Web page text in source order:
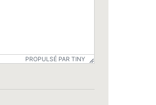
PROPULSÉ PAR TINY